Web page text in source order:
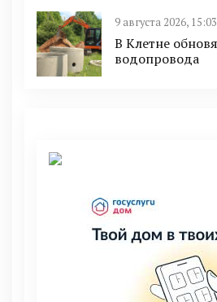
9 августа 2026, 15:03
В Клетне
водопровода